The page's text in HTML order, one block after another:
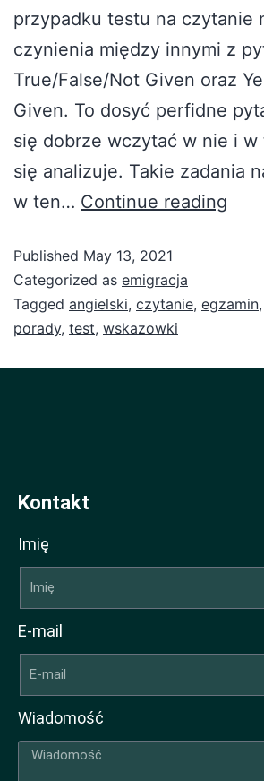
przypadku testu na czytanie
czynienia między innymi z
True/False/Not Given oraz
Given. To dosyć perfidne
się dobrze wczytać w nie i
się analizuje. Takie zadania
w ten… Continue reading
Published May 13, 2021
Categorized as emigracja
Tagged angielski, czytanie, egzamin,
porady, test, wskazowki
Kontakt
Imię
E-mail
Wiadomość